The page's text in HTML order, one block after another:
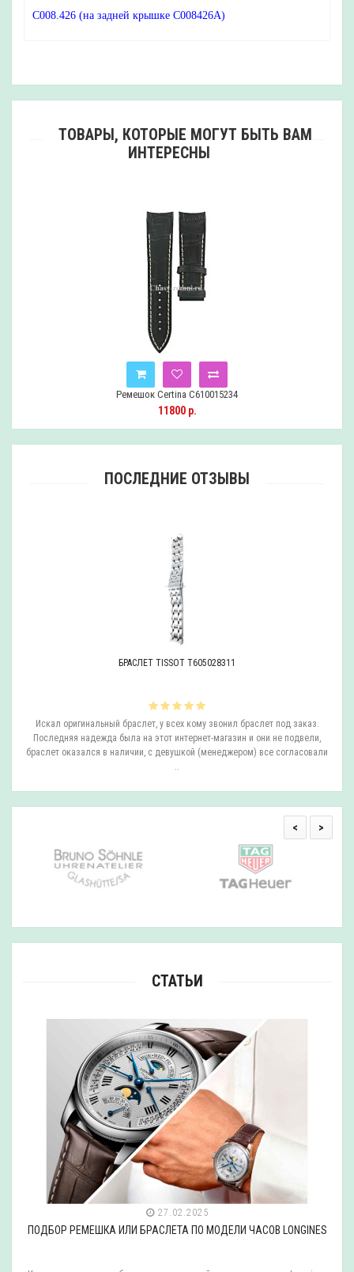
C008.426 (на задней крышке C008426A)
ТОВАРЫ, КОТОРЫЕ МОГУТ БЫТЬ ВАМ
ИНТЕРЕСНЫ
Ремешок Certina C610015234
11800 р.
ПОСЛЕДНИЕ ОТЗЫВЫ
БРАСЛЕТ TISSOT T605028311
Искал оригинальный браслет, у всех кому звонил браслет под заказ.
Последняя надежда была на этот интернет-магазин и они не подвели,
браслет оказался в наличии, с девушкой (менеджером) все согласовали
..
< >
СТАТЬИ
27.02.2025
ПОДБОР РЕМЕШКА ИЛИ БРАСЛЕТА ПО МОДЕЛИ ЧАСОВ LONGINES